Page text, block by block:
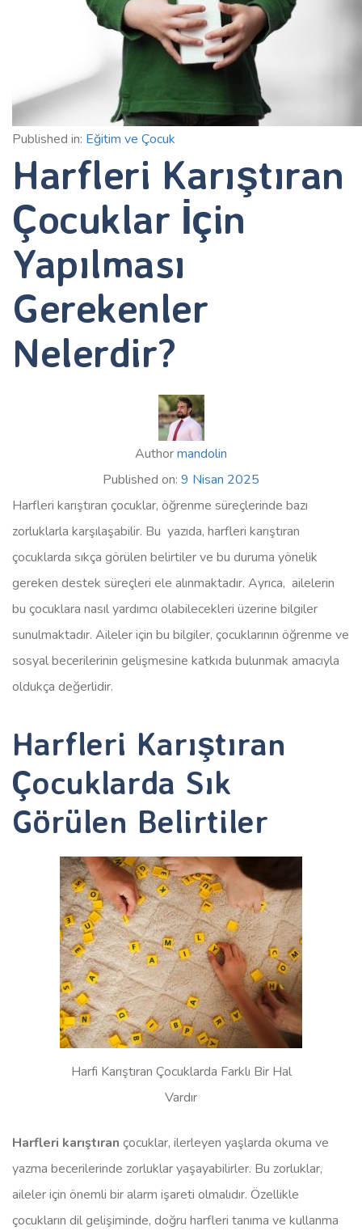
Published in: Eğitim ve Çocuk
Harfleri Karıştıran
Çocuklar İçin
Yapılması
Gerekenler
Nelerdir?
Authormandolin
Published on: 9 Nisan 2025
Harfleri karıştıran çocuklar, öğrenme süreçlerinde bazı
zorluklarla karşılaşabilir. Bu yazıda, harfleri karıştıran
çocuklarda sıkça görülen belirtiler ve bu duruma yönelik
gereken destek süreçleri ele alınmaktadır. Ayrıca, ailelerin
bu çocuklara nasıl yardımcı olabilecekleri üzerine bilgiler
sunulmaktadır. Aileler için bu bilgiler, çocuklarının öğrenme ve
sosyal becerilerinin gelişmesine katkıda bulunmak amacıyla
oldukça değerlidir.
Harfleri Karıştıran
Çocuklarda Sık
Görülen Belirtiler
Harfi Karıştıran Çocuklarda Farklı Bir Hal
Vardır
Harfleri karıştıran çocuklar, ilerleyen yaşlarda okuma ve
yazma becerilerinde zorluklar yaşayabilirler. Bu zorluklar,
aileler için önemli bir alarm işareti olmalıdır. Özellikle
çocukların dil gelişiminde, doğru harfleri tanıma ve kullanma